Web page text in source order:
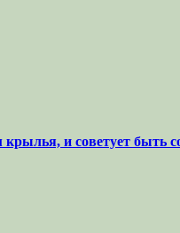
и советует быть